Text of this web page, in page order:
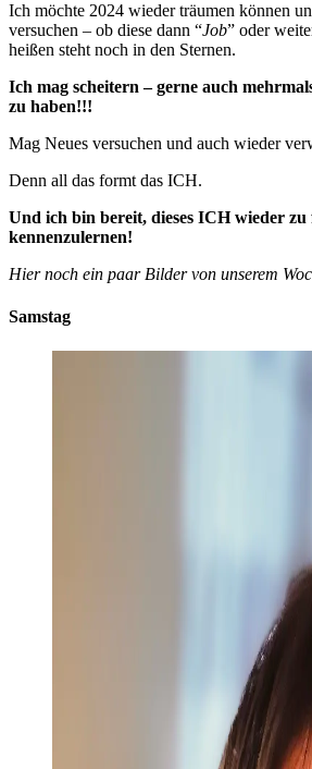
Ich möchte 2024 wieder träumen können
versuchen – ob diese dann “Job” oder
heißen steht noch in den Sternen.
Ich mag scheitern – gerne auch
zu haben!!!
Mag Neues versuchen und auch wieder
Denn all das formt das ICH.
Und ich bin bereit, dieses ICH wieder zu
kennenzulernen!
Hier noch ein paar Bilder von unserem
Samstag